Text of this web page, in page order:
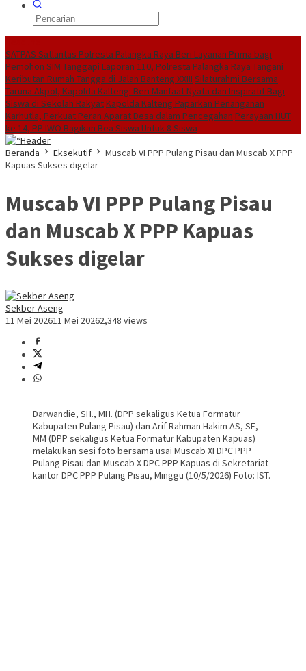
SATPAS Satlantas Polresta Palangka Raya Beri Layanan Prima bagi
Pemohon SIM Tanggapi Laporan 110, Polresta Palangka Raya Tangani
Keributan Rumah Tangga di Jalan Banteng XXIII Silaturahmi Bersama
Taruna Akpol, Kapolda Kalteng: Beri Manfaat Nyata dan Inspiratif Bagi
Siswa di Sekolah RakyatKapolda Kalteng Paparkan Penanganan
Karhutla, Perkuat Peran Aparat Desa dalam Pencegahan Perayaan HUT
ke 14, PP IWO Bagikan Bea Siswa Untuk 8 Siswa
Beranda
Eksekutif
Muscab VI PPP Pulang Pisau dan Muscab X PPP
Kapuas Sukses digelar
Muscab VI PPP Pulang Pisau
dan Muscab X PPP Kapuas
Sukses digelar
Sekber Aseng
11 Mei 202611 Mei 20262,348 views
Darwandie, SH., MH. (DPP sekaligus Ketua Formatur
Kabupaten Pulang Pisau) dan Arif Rahman Hakim AS, SE,
MM (DPP sekaligus Ketua Formatur Kabupaten Kapuas)
melakukan sesi foto bersama usai Muscab XI DPC PPP
Pulang Pisau dan Muscab X DPC PPP Kapuas di Sekretariat
kantor DPC PPP Pulang Pisau, Minggu (10/5/2026) Foto: IST.